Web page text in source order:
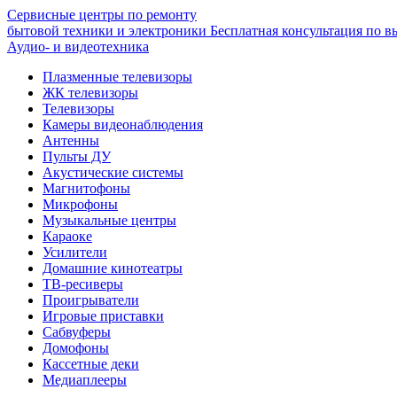
Сервисные центры по ремонту
бытовой техники и электроники Бесплатная консультация по
Аудио- и видеотехника
Плазменные телевизоры
ЖК телевизоры
Телевизоры
Камеры видеонаблюдения
Антенны
Пульты ДУ
Акустические системы
Магнитофоны
Микрофоны
Музыкальные центры
Караоке
Усилители
Домашние кинотеатры
ТВ-ресиверы
Проигрыватели
Игровые приставки
Сабвуферы
Домофоны
Кассетные деки
Медиаплееры